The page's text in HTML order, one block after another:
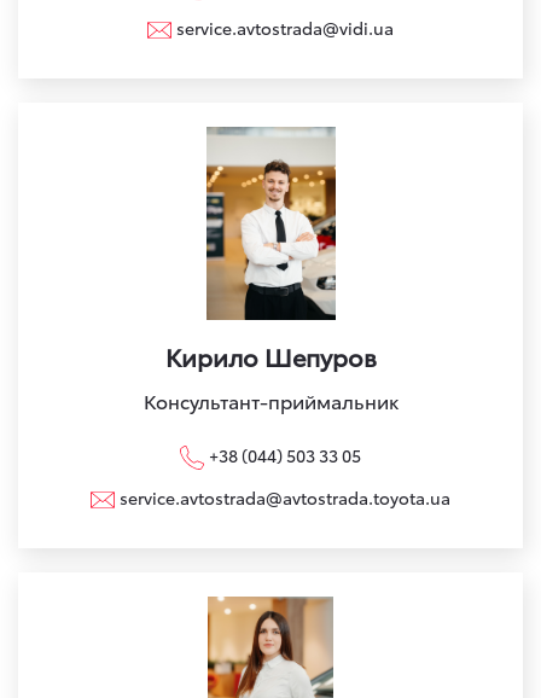
service.avtostrada@vidi.ua
Кирило Шепуров
Консультант-приймальник
+38 (044) 503 33 05
service.avtostrada@avtostrada.toyota.ua